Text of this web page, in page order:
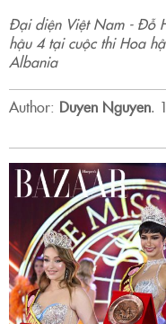
Đại diện Việt Nam - Đỗ
hậu 4 tại cuộc thi Hoa
Albania
Author: Duyen Nguyen.